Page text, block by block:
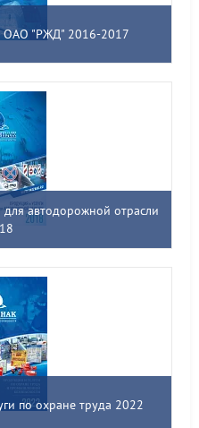
ОАО "РЖД" 2016-2017
автодорожной отрасли
по охране труда 2022